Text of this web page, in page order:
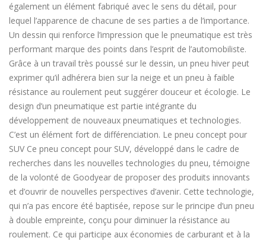
également un élément fabriqué avec le sens du détail, pour
lequel l’apparence de chacune de ses parties a de l’importance.
Un dessin qui renforce l’impression que le pneumatique est très
performant marque des points dans l’esprit de l’automobiliste.
Grâce à un travail très poussé sur le dessin, un pneu hiver peut
exprimer qu’il adhérera bien sur la neige et un pneu à faible
résistance au roulement peut suggérer douceur et écologie. Le
design d’un pneumatique est partie intégrante du
développement de nouveaux pneumatiques et technologies.
C’est un élément fort de différenciation. Le pneu concept pour
SUV Ce pneu concept pour SUV, développé dans le cadre de
recherches dans les nouvelles technologies du pneu, témoigne
de la volonté de Goodyear de proposer des produits innovants
et d’ouvrir de nouvelles perspectives d’avenir. Cette technologie,
qui n’a pas encore été baptisée, repose sur le principe d’un pneu
à double empreinte, conçu pour diminuer la résistance au
roulement. Ce qui participe aux économies de carburant et à la